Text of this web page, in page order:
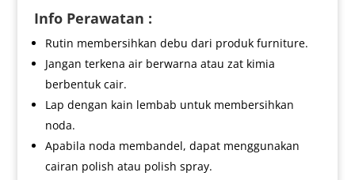
Info Perawatan :
Rutin membersihkan debu dari produk furniture.
Jangan terkena air berwarna atau zat kimia
berbentuk cair.
Lap dengan kain lembab untuk membersihkan
noda.
Apabila noda membandel, dapat menggunakan
cairan polish atau polish spray.